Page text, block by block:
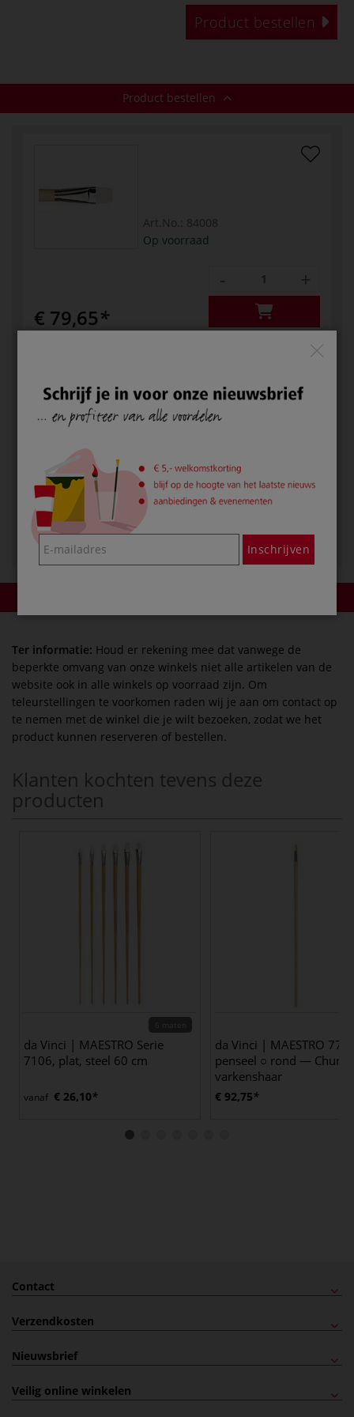
Product bestellen
Product bestellen
Art.No.:
84008
Op voorraad
€ 79,65
- +
€ 145,20
-
Ter informatie: Houd er rekening mee dat vanwege de
beperkte omvang van onze winkels niet alle artikelen van de
website ook in alle winkels op voorraad zijn. Om
teleurstellingen te voorkomen raden wij je aan om contact op
te nemen met de winkel die je wilt bezoeken, zodat we het
product kunnen reserveren of bestellen.
Klanten kochten tevens deze
producten
da Vinci | MAESTRO Serie
7106, plat, steel 60 cm
vanaf € 26,10
da Vinci | MAESTRO
penseel ○ rond —
varkenshaar
€ 92,75
Contact
Verzendkosten
Nieuwsbrief
Veilig online winkelen
Inschrijven